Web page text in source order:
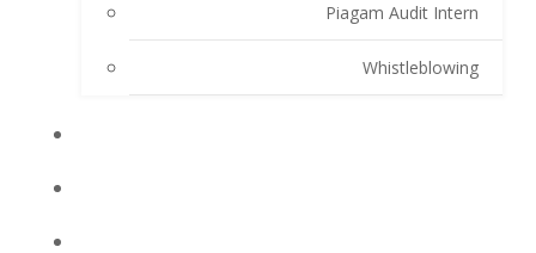
Piagam Audit Intern
Whistleblowing